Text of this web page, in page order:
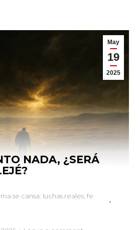
May
19
2025
NADA, ¿SERÁ
se cansa: luchas reales, fe